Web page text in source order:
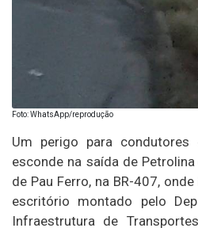
Foto: WhatsApp/reprodução
Um perigo para
esconde na saída de
de Pau Ferro, na BR-407,
escritório montado pelo
Infraestrutura de